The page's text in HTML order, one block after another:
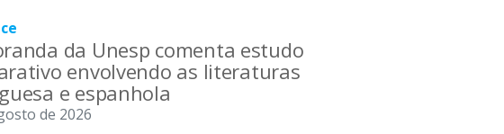
da Unesp comenta estudo
envolvendo as literaturas
e espanhola
de 2026